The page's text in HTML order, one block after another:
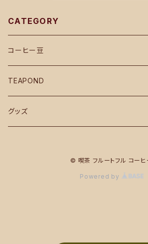
CATEGORY
コーヒー豆
TEAPOND
グッズ
© 喫茶 フルートフル コーヒ
Powered by